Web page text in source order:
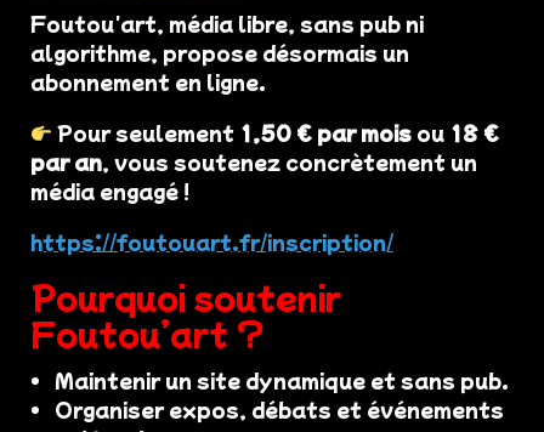
Foutou'art, média libre, sans pub ni
algorithme, propose désormais un
abonnement en ligne.
Pour seulement 1,50 € par mois ou 18 €
par an, vous soutenez concrètement un
média engagé !
https://foutouart.fr/inscription/
Pourquoi soutenir
Foutou’art ?
Maintenir un site dynamique et sans pub.
Organiser expos, débats et événements